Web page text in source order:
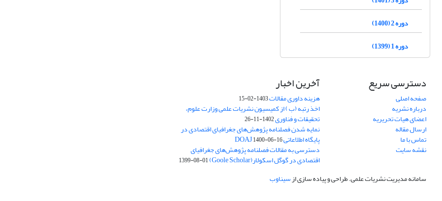
دوره 2 (1400)
دوره 1 (1399)
دسترسی سریع
صفحه اصلی
درباره نشریه
اعضای هیات تحریریه
ارسال مقاله
تماس با ما
نقشه سایت
آخرین اخبار
هزینه داوری مقالات1403-02-15
اخذ رتبه (ب ) از کمیسیون نشریات علمی وزارت علوم،
تحقیقات و فناوری1402-11-26
نمایه شدن فصلنامه پژوهش‌های جغرافیای اقتصادی در
پایگاه اطلاعاتی DOAJ1400-06-16
دسترسی به مقالات فصلنامه پژوهش‌های جغرافیای
اقتصادی در گوگل اسکولار(Goole Scholar) 1399-08-01
سامانه مدیریت نشریات علمی.طراحی و پیاده سازی ازسیناوب